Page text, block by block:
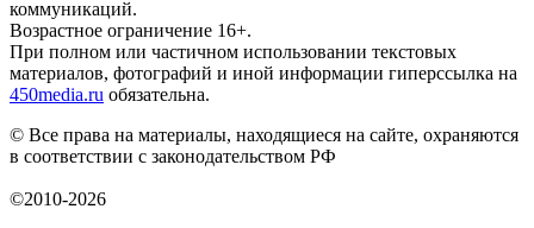
коммуникаций.
Возрастное ограничение 16+.
При полном или частичном использовании текстовых
материалов, фотографий и иной информации гиперссылка на
450media.ru обязательна.
© Все права на материалы, находящиеся на сайте, охраняются
в соответствии с законодательством РФ
©2010-2026